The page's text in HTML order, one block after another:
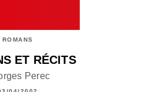
ROMANS
ET RÉCITS
Perec